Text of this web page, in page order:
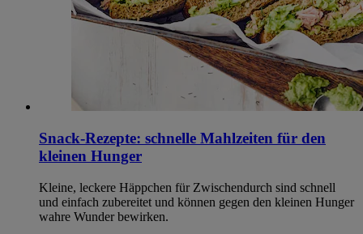
Snack-Rezepte: schnelle Mahlzeiten für den
kleinen Hunger
Kleine, leckere Häppchen für Zwischendurch sind schnell
und einfach zubereitet und können gegen den kleinen Hunger
wahre Wunder bewirken.